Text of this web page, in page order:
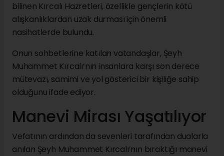
bilinen Kırcalı Hazretleri, özellikle gençlerin kötü
alışkanlıklardan uzak durması için önemli
nasihatlerde bulundu.
Onun sohbetlerine katılan vatandaşlar, Şeyh
Muhammet Kırcalı’nın insanlara karşı son derece
mütevazı, samimi ve yol gösterici bir kişiliğe sahip
olduğunu ifade ediyor.
Manevi Mirası Yaşatılıyor
Vefatının ardından da sevenleri tarafından dualarla
anılan Şeyh Muhammet Kırcalı’nın bıraktığı manevi